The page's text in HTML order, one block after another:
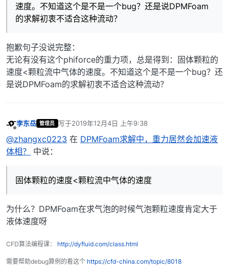
速度。不知道这个是不是一个bug？还是说DPMFoam
的求解初衷不适合这种流动？
抱歉句子没说完整：
无论有没有这个phiforce的重力项，总是得到：固体颗粒的
速度<颗粒流中气体的速度。不知道这个是不是一个bug？还
是说DPMFoam的求解初衷不适合这种流动？
李东岳 管理员 写于2019年12月4日 上午9:38
最后由 编辑
@zhangxc0223 在 DPMFoam求解中，重力居然会加速液
体相？
中说：
固体颗粒的速度<颗粒流中气体的速度
为什么？DPMFoam在求气泡的时候气泡颗粒速度肯定大于
液体速度呀
CFD算法编程课： http://dyfluid.com/class.html
需要帮助debug算例的看这个 https://cfd-china.com/topic/8018